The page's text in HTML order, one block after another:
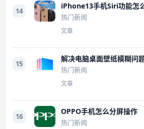
14
iPhone13手机Siri功能怎
热门新闻
文章
15
热门新闻
文章
16
OPPO手机怎么分屏操作
热门新闻